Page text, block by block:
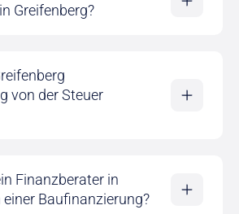
Greifenberg?
von der Steuer
Finanzberater in
einer Baufinanzierung?